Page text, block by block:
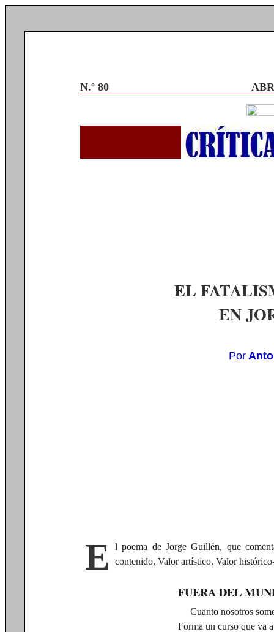
N.º 80
EL
EN
Por
E
l poema de Jorge Guillén, que
contenido, Valor artístico, Valor
FUERA DEL
Cuanto nosotros
Forma un curso que va